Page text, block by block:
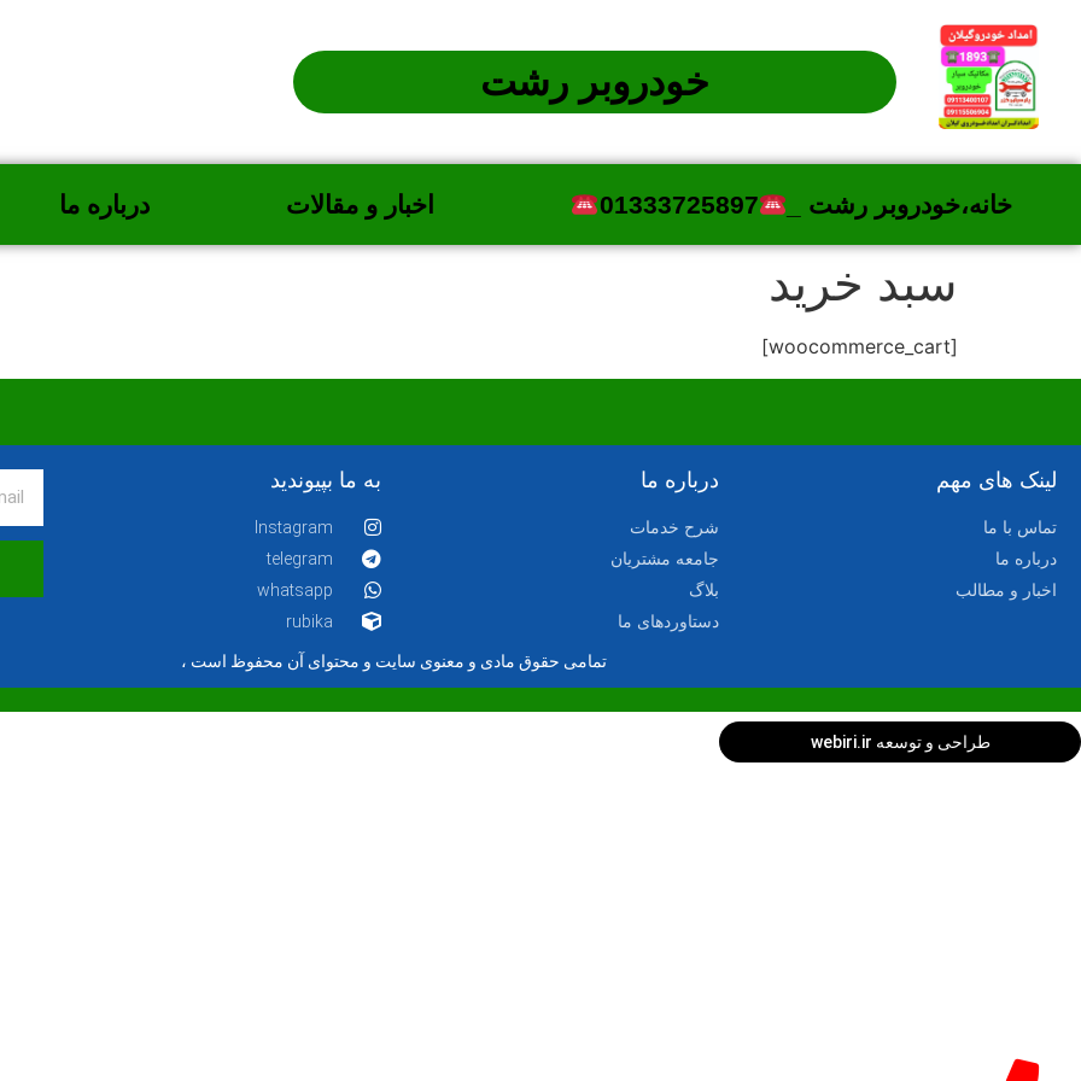
خودروبر رشت
خانه،خودروبر رشت _ 01333725897 اخبار و مقالات درباره ما
سبد خرید
[woocommerce_cart]
لینک های مهم
تماس با ما
درباره ما
اخبار و مطالب
درباره ما
شرح خدمات
جامعه مشتریان
بلاگ
دستاوردهای ما
به ما بپیوندید
Instagram
telegram
whatsapp
rubika
تمامی حقوق مادی و معنوی سایت و محتوای آن محفوظ است ،
طراحی و توسعه webiri.ir